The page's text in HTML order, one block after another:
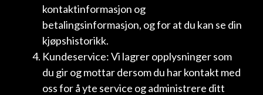
kontaktinformasjon og
betalingsinformasjon, og for at du kan se din
kjøpshistorikk.
Kundeservice: Vi lagrer opplysninger som
du gir og mottar dersom du har kontakt med
oss for å yte service og administrere ditt